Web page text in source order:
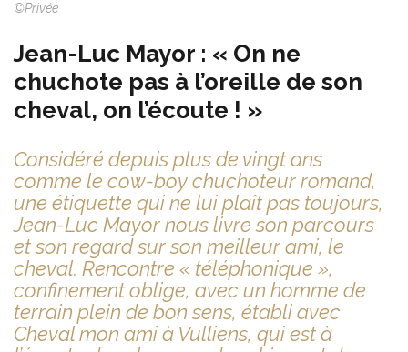
©Privée
Jean-Luc Mayor : « On ne
chuchote pas à l’oreille de son
cheval, on l’écoute ! »
Considéré depuis plus de vingt ans
comme le cow-boy chuchoteur romand,
une étiquette qui ne lui plaît pas toujours,
Jean-Luc Mayor nous livre son parcours
et son regard sur son meilleur ami, le
cheval. Rencontre « téléphonique »,
confinement oblige, avec un homme de
terrain plein de bon sens, établi avec
Cheval mon ami à Vulliens, qui est à